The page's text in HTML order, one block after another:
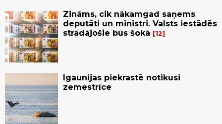
Zināms, cik nākamgad saņems
deputāti un ministri. Valsts iestādēs
strādājošie būs šokā
12
Igaunijas piekrastē notikusi
zemestrīce